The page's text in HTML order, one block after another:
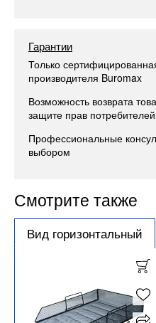
Гарантии
Только
производителя Buromax
Возможность возврата
защите прав
Профессиональные
выбором
Смотрите также
Вид горизонтальный